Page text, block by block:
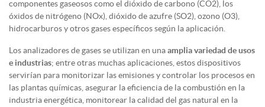
componentes gaseosos como el dióxido de carbono (CO2), los
óxidos de nitrógeno (NOx), dióxido de azufre (SO2), ozono (O3),
hidrocarburos y otros gases específicos según la aplicación.
Los analizadores de gases se utilizan en unaamplia variedad de usos
e industrias; entre otras muchas aplicaciones, estos dispositivos
servirían para monitorizar las emisiones y controlar los procesos en
las plantas químicas, asegurar la eficiencia de la combustión en la
industria energética, monitorear la calidad del gas natural en la